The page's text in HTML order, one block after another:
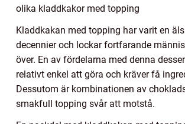
olika kladdkakor med topping
Kladdkakan med topping har varit en
decennier och lockar fortfarande
över. En av fördelarna med denna
relativt enkel att göra och kräver få
Dessutom är kombinationen av
smakfull topping svår att motstå.